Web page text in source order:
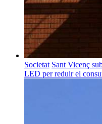
Societat Sant Vicenç
LED per reduir el